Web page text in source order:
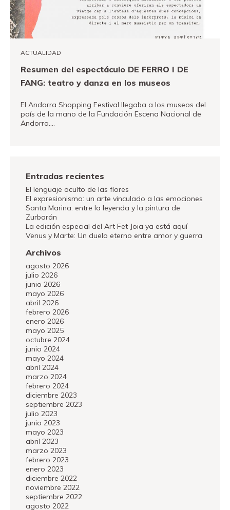
ACTUALIDAD
Resumen del espectáculo DE FERRO I DE
FANG: teatro y danza en los museos
El Andorra Shopping Festival llegaba a los museos del
país de la mano de la Fundación Escena Nacional de
Andorra.…
Entradas recientes
El lenguaje oculto de las flores
El expresionismo: un arte vinculado a las emociones
Santa Marina: entre la leyenda y la pintura de
Zurbarán
La edición especial del Art Fet Joia ya está aquí
Venus y Marte: Un duelo eterno entre amor y guerra
Archivos
agosto 2026
julio 2026
junio 2026
mayo 2026
abril 2026
febrero 2026
enero 2026
mayo 2025
octubre 2024
junio 2024
mayo 2024
abril 2024
marzo 2024
febrero 2024
diciembre 2023
septiembre 2023
julio 2023
junio 2023
mayo 2023
abril 2023
marzo 2023
febrero 2023
enero 2023
diciembre 2022
noviembre 2022
septiembre 2022
agosto 2022